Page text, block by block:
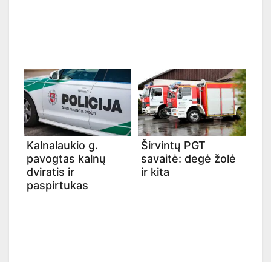
Kalnalaukio g.
pavogtas kalnų
dviratis ir
paspirtukas
Širvintų PGT
savaitė: degė žolė
ir kita